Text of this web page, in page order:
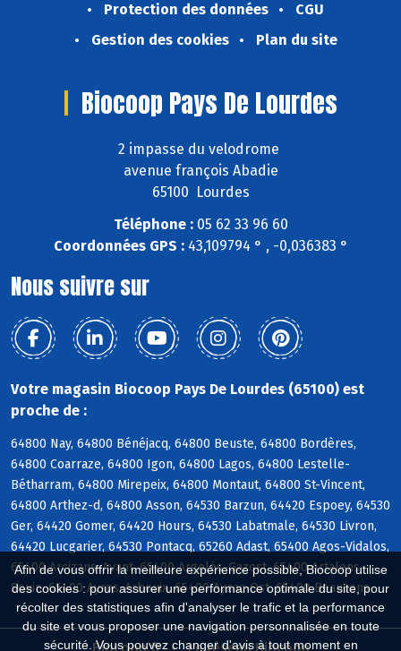
Afin de vous offrir la meilleure expérience possible, Biocoop utilise
des cookies : pour assurer une performance optimale du site, pour
récolter des statistiques afin d'analyser le trafic et la performance
du site et vous proposer une navigation personnalisée en toute
sécurité. Vous pouvez changer d'avis à tout moment en
Protection des données
CGU
Gestion des cookies
Plan du site
Biocoop Pays De Lourdes
2 impasse du velodrome
avenue françois Abadie
65100 Lourdes
Téléphone :05 62 33 96 60
Coordonnées GPS :43,109794 ° , -0,036383 °
Nous suivre sur
Votre magasin Biocoop Pays De Lourdes (65100) est
proche de :
64800 Nay, 64800 Bénéjacq, 64800 Beuste, 64800 Bordères,
64800 Coarraze, 64800 Igon, 64800 Lagos, 64800 Lestelle-
Bétharram, 64800 Mirepeix, 64800 Montaut, 64800 St-Vincent,
64800 Arthez-d, 64800 Asson, 64530 Barzun, 64420 Espoey, 64530
Ger, 64420 Gomer, 64420 Hours, 64530 Labatmale, 64530 Livron,
64420 Lucgarier, 64530 Pontacq, 65260 Adast, 65400 Agos-Vidalos,
65400 Arcizans-Avant, 65400 Argelès-Gazost, 65400 Artalens-
Souin, 65400 Ayros-Arbouix, 65400 Ayzac-Ost, 65400 Beaucens